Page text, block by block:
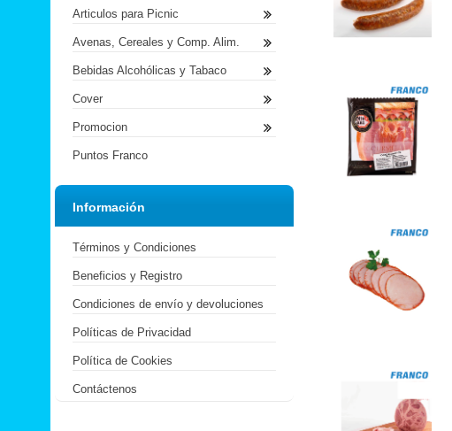
Articulos para Picnic
Avenas, Cereales y Comp. Alim.
Bebidas Alcohólicas y Tabaco
Cover
Promocion
Puntos Franco
Información
Términos y Condiciones
Beneficios y Registro
Condiciones de envío y devoluciones
Políticas de Privacidad
Política de Cookies
Contáctenos